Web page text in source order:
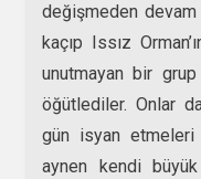
değişmeden
kaçıp Issız
unutmayan bir
öğütlediler. Onlar
gün isyan etmeleri
aynen kendi büyük